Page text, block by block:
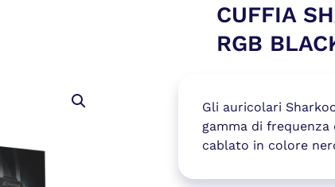
CUFFIA
RGB
Gli auricolari
gamma di frequenza
cablato in colore